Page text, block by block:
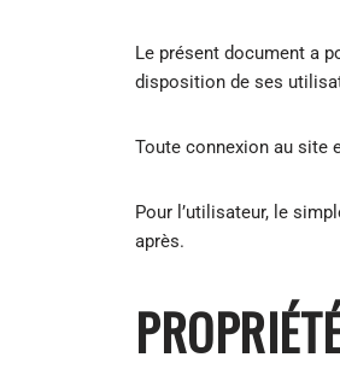
Le présent document a
disposition de ses
Toute connexion au site
Pour l’utilisateur, le
après.